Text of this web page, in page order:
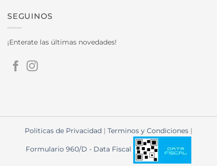
SEGUINOS
¡Enterate las últimas novedades!
Politicas de Privacidad | Terminos y Condiciones |
Formulario 960/D - Data Fiscal